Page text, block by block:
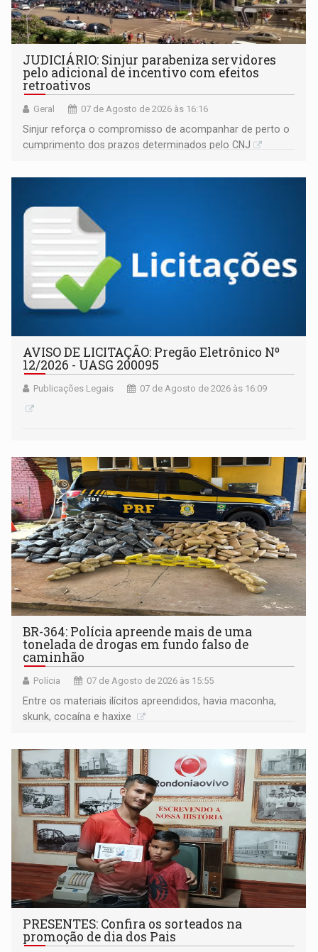
JUDICIÁRIO: Sinjur parabeniza servidores
pelo adicional de incentivo com efeitos
retroativos
Geral 07 de Agosto de 2026 às 16:16
Sinjur reforça o compromisso de acompanhar de perto o
cumprimento dos prazos determinados pelo CNJ
AVISO DE LICITAÇÃO: Pregão Eletrônico Nº
12/2026 - UASG 200095
Publicações Legais 07 de Agosto de 2026 às 16:09
BR-364: Polícia apreende mais de uma
tonelada de drogas em fundo falso de
caminhão
Polícia 07 de Agosto de 2026 às 15:55
Entre os materiais ilícitos apreendidos, havia maconha,
skunk, cocaína e haxixe
PRESENTES: Confira os sorteados na
promoção de dia dos Pais